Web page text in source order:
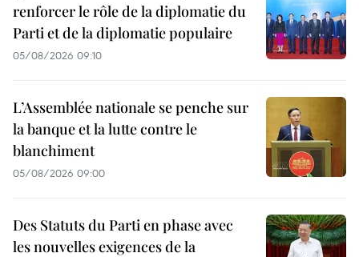
renforcer le rôle de la diplomatie du
Parti et de la diplomatie populaire
05/08/2026 09:10
L’Assemblée nationale se penche sur
la banque et la lutte contre le
blanchiment
05/08/2026 09:00
Des Statuts du Parti en phase avec
les nouvelles exigences de la